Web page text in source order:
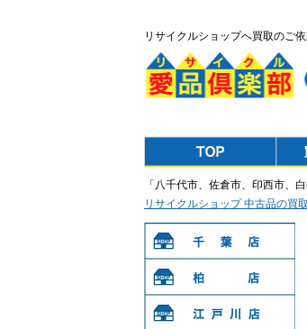
リサイクルショップへ買取のご
「八千代市、佐倉市、印西市、
リサイクルショップ 中古品の買